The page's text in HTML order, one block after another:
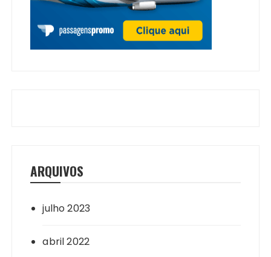
ARQUIVOS
julho 2023
abril 2022